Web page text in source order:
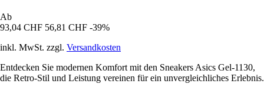
Ab
93,04 CHF 56,81 CHF -39%
inkl. MwSt. zzgl. Versandkosten
Entdecken Sie modernen Komfort mit den Sneakers Asics Gel-1130,
die Retro-Stil und Leistung vereinen für ein unvergleichliches Erlebnis.